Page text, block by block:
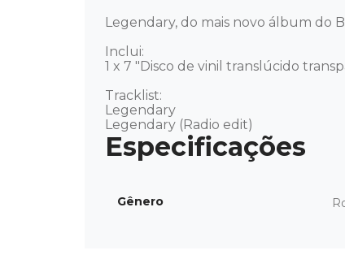
Legendary, do mais novo álbum do
Inclui:
1 x 7 "Disco de vinil translúcido
Tracklist:
Legendary
Legendary (Radio edit)
Gênero